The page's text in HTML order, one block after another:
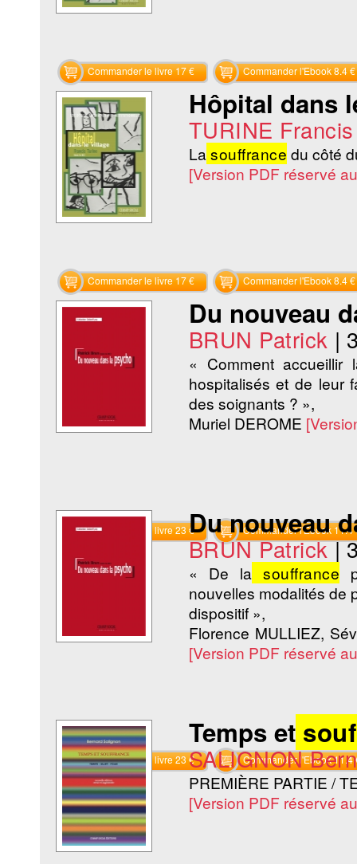
Commander le livre 17 € Commander l'Ebook 8.4 €
Hôpital dans
TURINE Francis
Lasouffrance du côté
[Version PDF réservé
Commander le livre 17 € Commander l'Ebook 8.4 €
Du nouveau
BRUN Patrick |
« Comment accueillir
hospitalisés et de leur
des soignants ? »,
Muriel DEROME
Commander le livre 23 € Commander l'Ebook 11.4
Du nouveau
BRUN Patrick |
« De lasouffrance
nouvelles modalités de
dispositif »,
Florence MULLIEZ,
[Version PDF réservé
Commander le livre 23 € Commander l'Ebook 11.4
Temps et
SALIGNON
PREMIÈRE PARTIE /
[Version PDF réservé